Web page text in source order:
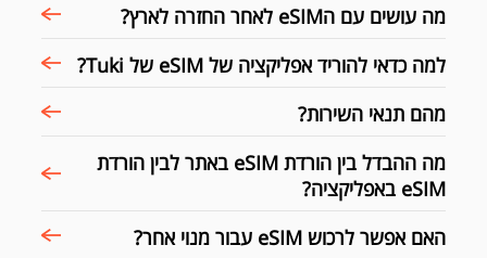
מה עושים עם הeSIM לאחר החזרה לארץ?
למה כדאי להוריד אפליקציה של eSIM של Tuki?
מהם תנאי השירות?
מה ההבדל בין הורדת eSIM באתר לבין הורדת
eSIM באפליקציה?
האם אפשר לרכוש eSIM עבור מנוי אחר?